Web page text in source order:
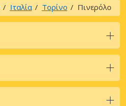
Ιταλία Τορίνο Πινερόλο